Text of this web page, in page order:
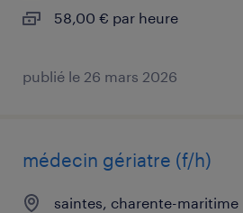
58,00 € par heure
publié le 26 mars 2026
médecin gériatre (f/h)
saintes, charente-maritime